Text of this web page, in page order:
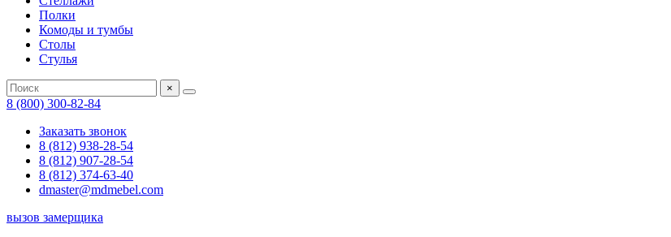
Полки
Комоды и тумбы
Столы
Стулья
×
8 (800) 300-82-84
Заказать звонок
8 (812) 938-28-54
8 (812) 907-28-54
8 (812) 374-63-40
dmaster@mdmebel.com
вызов замерщика